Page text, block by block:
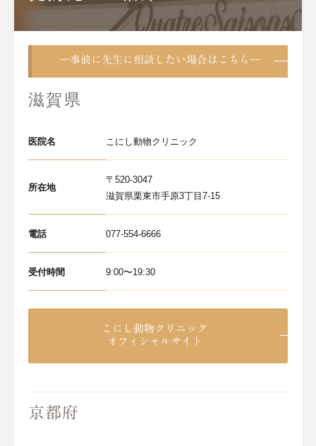
―事前に先生に相談したい場合はこちら―
滋賀県
医院名 こにし動物クリニック
所在地
〒520-3047
滋賀県栗東市手原3丁目7-15
電話 077-554-6666
受付時間 9:00〜19:30
こにし動物クリニック
オフィシャルサイト
京都府